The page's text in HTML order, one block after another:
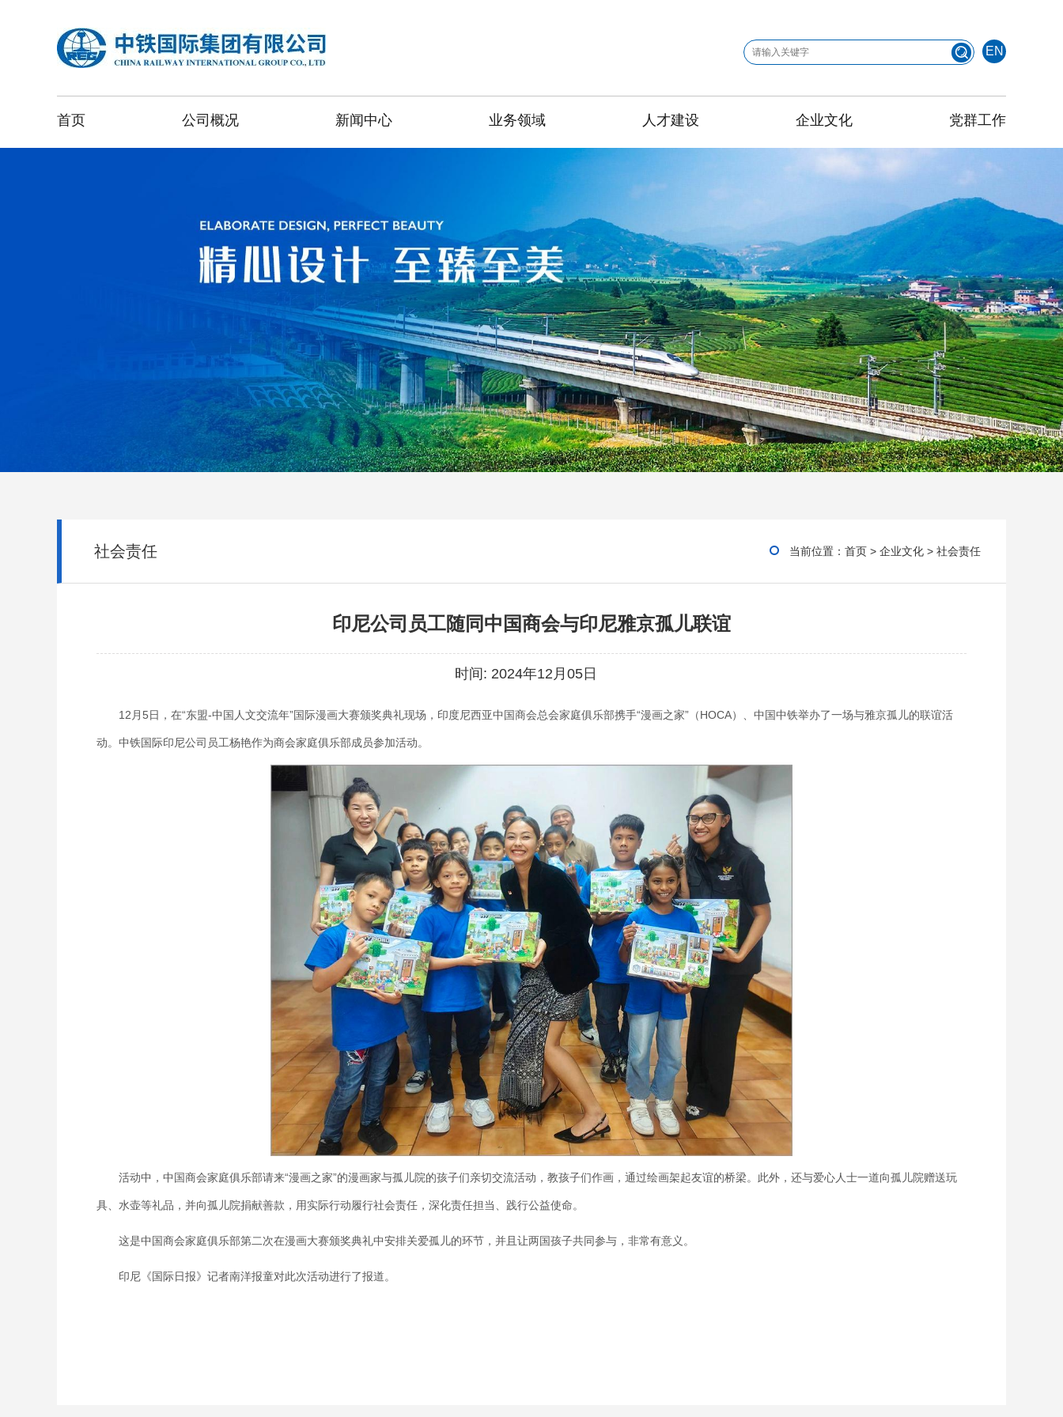
EN
首页 公司概况 新闻中心 业务领域 人才建设 企业文化 党群工作
社会责任 当前位置： 首页 > 企业文化 > 社会责任
印尼公司员工随同中国商会与印尼雅京孤儿联谊
时间: 2024年12月05日
12月5日，在“东盟-中国人文交流年”国际漫画大赛颁奖典礼现场，印度尼西亚中国商会总会家庭俱乐部携手“漫画之家”（HOCA）、中国中铁举办了一场与雅京孤儿的联谊活
动。中铁国际印尼公司员工杨艳作为商会家庭俱乐部成员参加活动。
活动中，中国商会家庭俱乐部请来“漫画之家”的漫画家与孤儿院的孩子们亲切交流活动，教孩子们作画，通过绘画架起友谊的桥梁。此外，还与爱心人士一道向孤儿院赠送玩
具、水壶等礼品，并向孤儿院捐献善款，用实际行动履行社会责任，深化责任担当、践行公益使命。
这是中国商会家庭俱乐部第二次在漫画大赛颁奖典礼中安排关爱孤儿的环节，并且让两国孩子共同参与，非常有意义。
印尼《国际日报》记者南洋报童对此次活动进行了报道。